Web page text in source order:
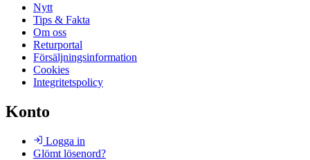
Nytt
Tips & Fakta
Om oss
Returportal
Försäljningsinformation
Cookies
Integritetspolicy
Konto
Logga in
Glömt lösenord?